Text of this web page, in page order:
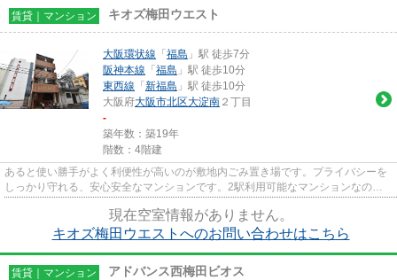
賃貸｜マンション キオズ梅田ウエスト
大阪環状線 「 福島 」駅 徒歩7分
阪神本線 「 福島 」駅 徒歩10分
東西線 「 新福島 」駅 徒歩10分
大阪府大阪市北区大淀南 ２丁目
-
築年数：築19年
階数：4階建
あると使い勝手がよく利便性が高いのが敷地内ごみ置き場です。プライバシーを
しっかり守れる、安心安全なマンションです。2駅利用可能なマンションなので
現在空室情報がありません。
キオズ梅田ウエストへのお問い合わせはこちら
賃貸｜マンション アドバンス西梅田ビオス